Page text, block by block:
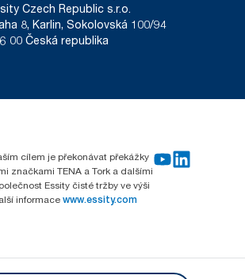
Czech Republic s.r.o.
8, Karlin, Sokolovská 100/94
00 Česká republika
cílem je překonávat překážky
značkami TENA a Tork a dalšími
Essity čisté tržby ve výši
informace www.essity.com